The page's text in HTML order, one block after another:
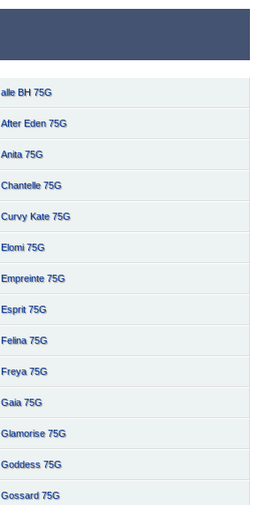
alle BH 75G
After Eden 75G
Anita 75G
Chantelle 75G
Curvy Kate 75G
Elomi 75G
Empreinte 75G
Esprit 75G
Felina 75G
Freya 75G
Gaia 75G
Glamorise 75G
Goddess 75G
Gossard 75G